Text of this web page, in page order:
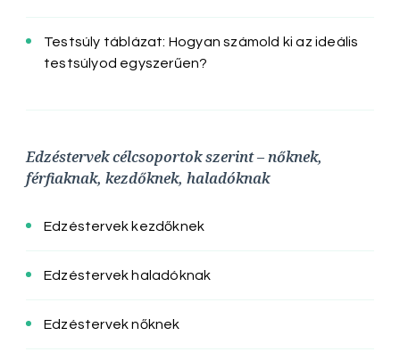
Testsúly táblázat: Hogyan számold ki az ideális
testsúlyod egyszerűen?
Edzéstervek célcsoportok szerint – nőknek,
férfiaknak, kezdőknek, haladóknak
Edzéstervek kezdőknek
Edzéstervek haladóknak
Edzéstervek nőknek